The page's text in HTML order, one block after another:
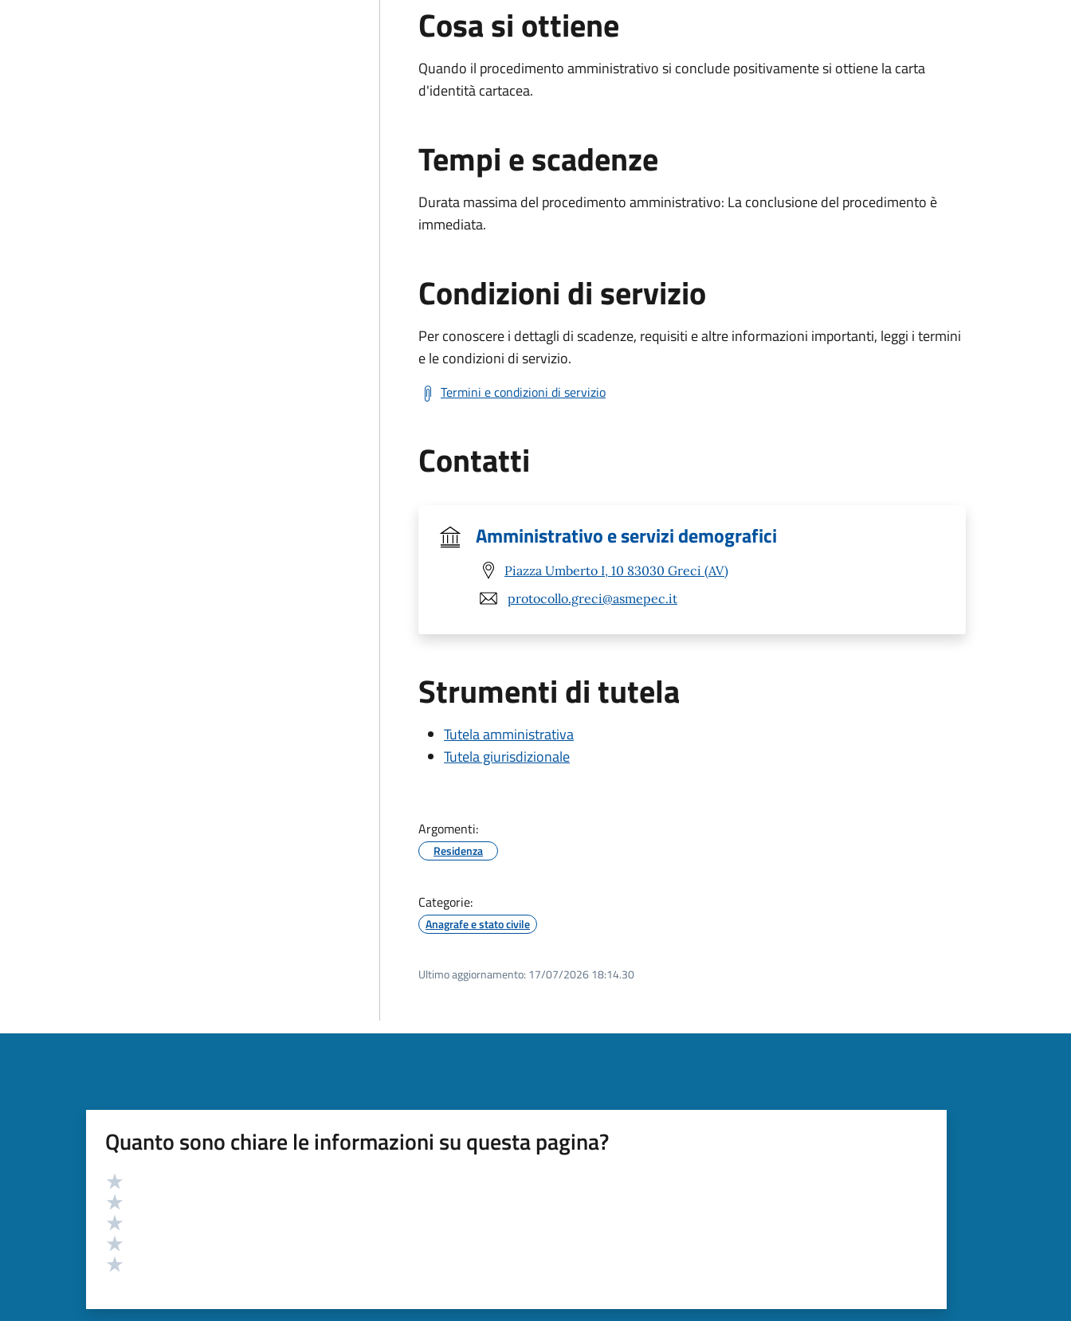
Cosa si ottiene
Quando il procedimento amministrativo si conclude positivamente si ottiene la carta
d'identità cartacea.
Tempi e scadenze
Durata massima del procedimento amministrativo: La conclusione del procedimento è
immediata.
Condizioni di servizio
Per conoscere i dettagli di scadenze, requisiti e altre informazioni importanti, leggi i termini
e le condizioni di servizio.
Termini e condizioni di servizio
Contatti
Amministrativo e servizi demografici
Piazza Umberto I, 10 83030 Greci (AV)
protocollo.greci@asmepec.it
Strumenti di tutela
Tutela amministrativa
Tutela giurisdizionale
Argomenti:
Residenza
Categorie:
Anagrafe e stato civile
Ultimo aggiornamento: 17/07/2026 18:14.30
Quanto sono chiare le informazioni su questa pagina?
Valutazione